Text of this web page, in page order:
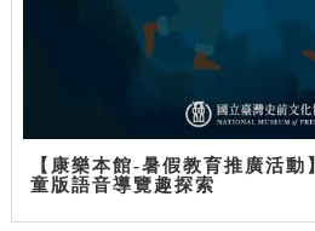
【康樂本館-暑假教育推廣活
童版語音導覽趣探索